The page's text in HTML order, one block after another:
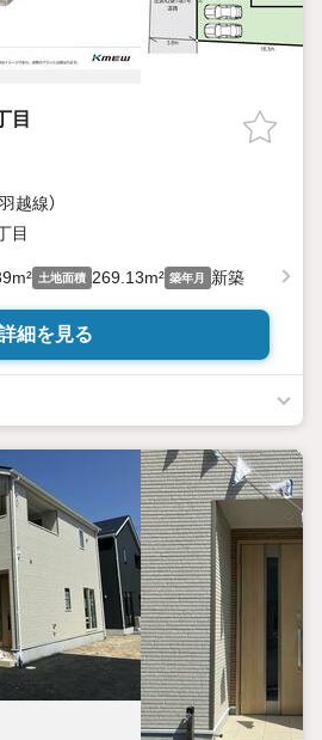
目
越線）
目
土地面積 269.13m² 築年月 新築
細を見る